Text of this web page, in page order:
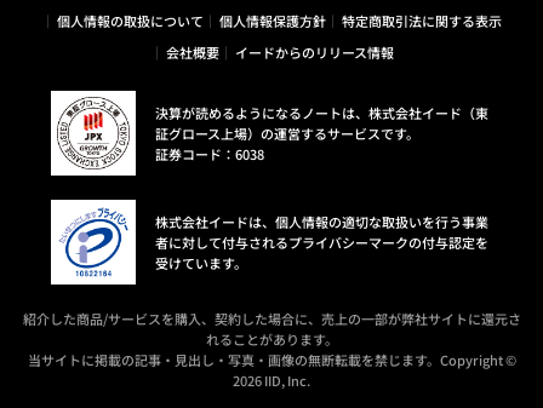
個人情報の取扱について
個人情報保護方針
特定商取引法に関する表示
会社概要
イードからのリリース情報
決算が読めるようになるノートは、株式会社イード（東
証グロース上場）の運営するサービスです。
証券コード：6038
株式会社イードは、個人情報の適切な取扱いを行う事業
者に対して付与されるプライバシーマークの付与認定を
受けています。
紹介した商品/サービスを購入、契約した場合に、売上の一部が弊社サイトに還元さ
れることがあります。
当サイトに掲載の記事・見出し・写真・画像の無断転載を禁じます。Copyright ©
2026 IID, Inc.